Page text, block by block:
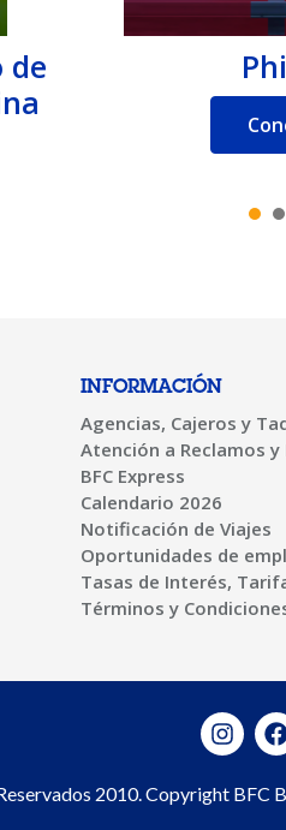
de
INFORMACIÓN
Agencias, Cajeros y
Atención a Reclamos
BFC Express
Calendario 2026
Notificación de Viajes
Oportunidades de
Tasas de Interés,
Términos y
2010. Copyright BFC